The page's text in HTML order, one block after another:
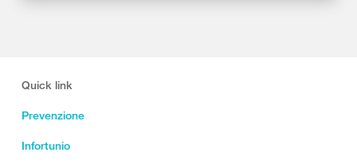
Quick link
Prevenzione
Infortunio